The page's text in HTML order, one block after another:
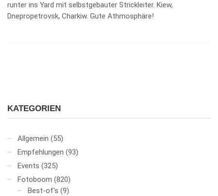
runter ins Yard mit selbstgebauter Strickleiter. Kiew,
Dnepropetrovsk, Charkiw. Gute Athmosphäre!
KATEGORIEN
Allgemein (55)
Empfehlungen (93)
Events (325)
Fotoboom (820)
Best-of's (9)